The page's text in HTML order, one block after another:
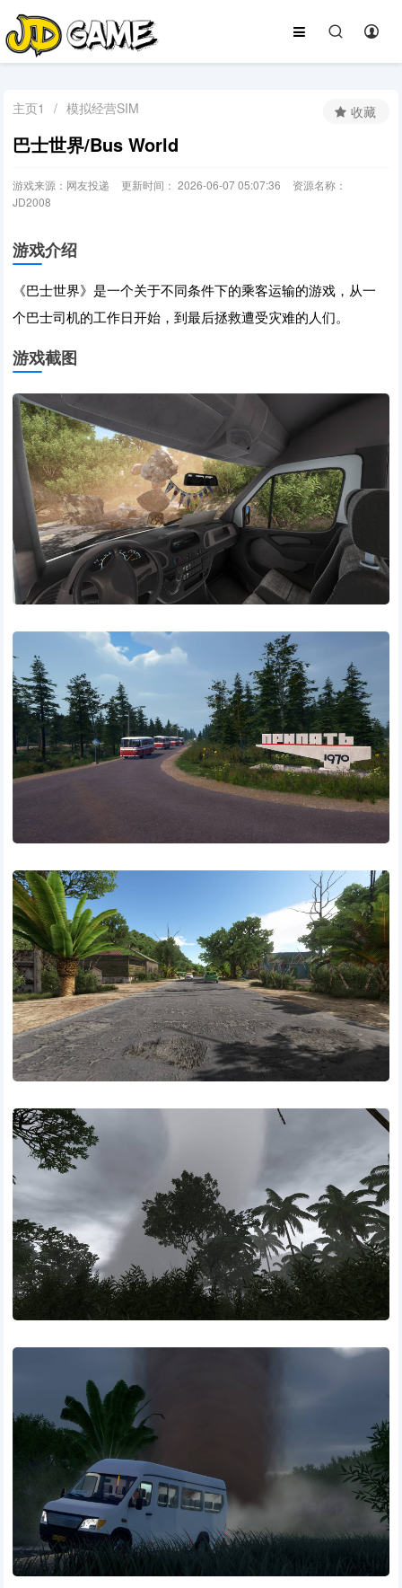
主页1 / 模拟经营SIM
巴士世界/Bus World
游戏来源：网友投递 更新时间： 2026-06-07 05:07:36
资源名称：
JD2008
收藏
游戏介绍
《巴士世界》是一个关于不同条件下的乘客运输的游戏，从一
个巴士司机的工作日开始，到最后拯救遭受灾难的人们。
游戏截图